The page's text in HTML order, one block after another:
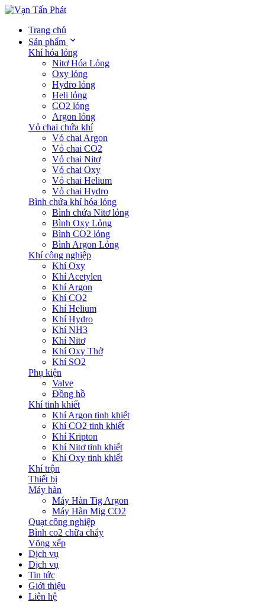
Trang chủ
Sản phẩm
Khí hóa lỏng
Nitơ Hóa Lỏng
Oxy lỏng
Hydro lỏng
Heli lỏng
CO2 lỏng
Argon lỏng
Vỏ chai chứa khí
Vỏ chai Argon
Vỏ chai CO2
Vỏ chai Nitơ
Vỏ chai Oxy
Vỏ chai Helium
Vỏ chai Hydro
Bình chứa khí hóa lỏng
Bình chứa Nitơ lỏng
Bình Oxy Lỏng
Bình CO2 lỏng
Bình Argon Lỏng
Khí công nghiệp
Khí Oxy
Khí Acetylen
Khí Argon
Khí CO2
Khí Helium
Khí Hydro
Khí NH3
Khí Nitơ
Khí Oxy Thở
Khí SO2
Phụ kiện
Valve
Đồng hồ
Khí tinh khiết
Khí Argon tinh khiết
Khí CO2 tinh khiết
Khí Kripton
Khí Nitơ tinh khiết
Khí Oxy tinh khiết
Khí trộn
Thiết bị
Máy hàn
Máy Hàn Tig Argon
Máy Hàn Mig CO2
Quạt công nghiệp
Bình co2 chữa cháy
Võng xếp
Dịch vụ
Dịch vụ
Tin tức
Giới thiệu
Liên hệ